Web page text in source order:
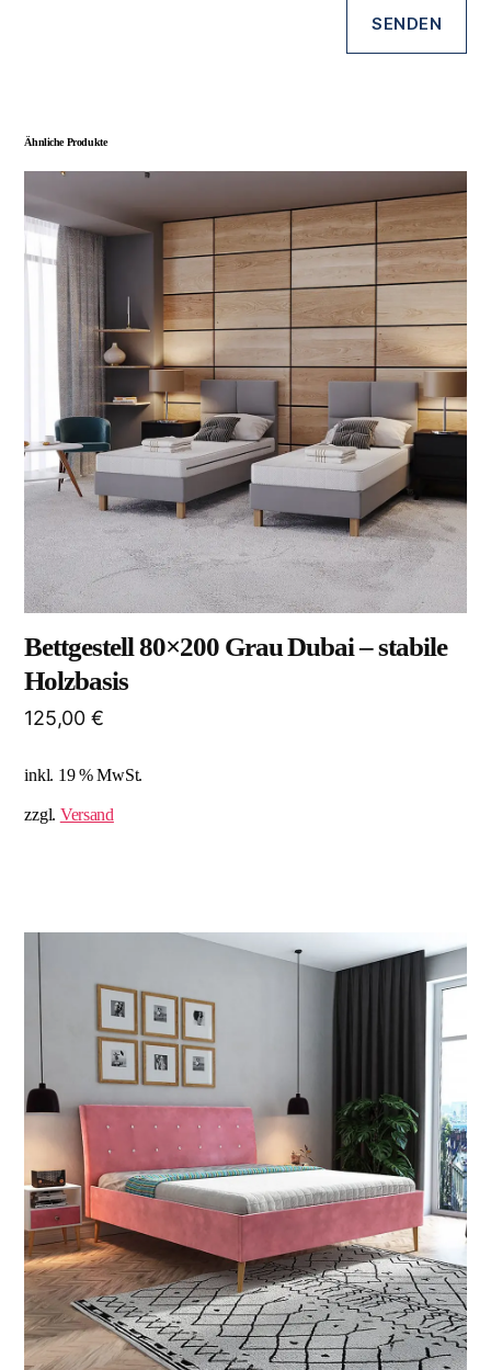
Ähnliche Produkte
Bettgestell 80×200 Grau Dubai – stabile
Holzbasis
125,00 €
inkl. 19 % MwSt.
zzgl. Versand